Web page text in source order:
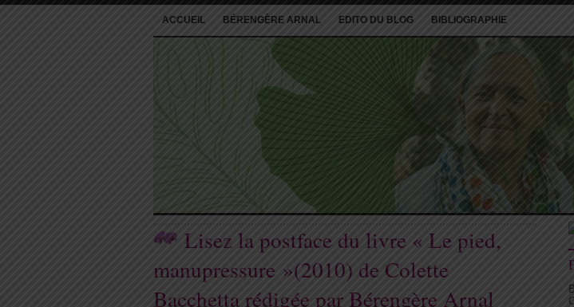
ACCUEIL BÉRENGÈRE ARNAL EDITO DU BLOG BIBLIOGRAPHIE
Lisez la postface du livre « Le pied,
manupressure »(2010) de Colette
Bacchetta rédigée par Bérengère Arnal